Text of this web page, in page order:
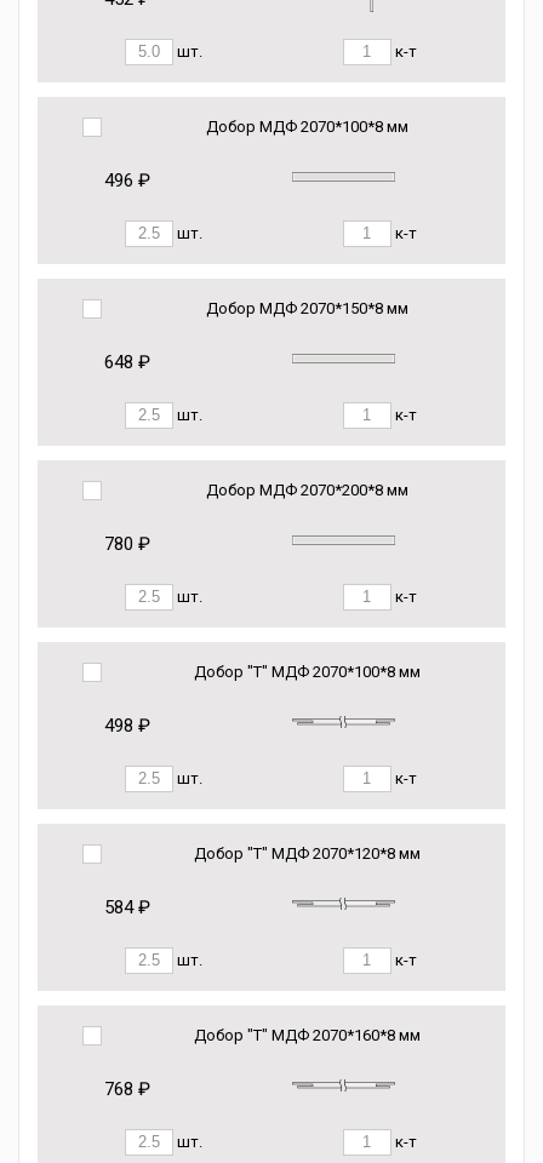
шт. к-т
Добор МДФ 2070*100*8 мм
496 ₽
шт. к-т
Добор МДФ 2070*150*8 мм
648 ₽
шт. к-т
Добор МДФ 2070*200*8 мм
780 ₽
шт. к-т
Добор "Т" МДФ 2070*100*8 мм
498 ₽
шт. к-т
Добор "Т" МДФ 2070*120*8 мм
584 ₽
шт. к-т
Добор "Т" МДФ 2070*160*8 мм
768 ₽
шт. к-т